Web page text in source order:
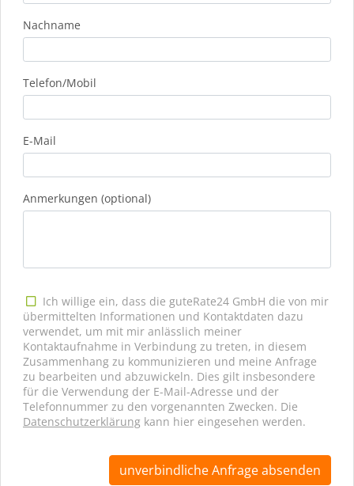
Nachname
Telefon/Mobil
E-Mail
Anmerkungen (optional)
Ich willige ein, dass die guteRate24 GmbH die von mir
übermittelten Informationen und Kontaktdaten dazu
verwendet, um mit mir anlässlich meiner
Kontaktaufnahme in Verbindung zu treten, in diesem
Zusammenhang zu kommunizieren und meine Anfrage
zu bearbeiten und abzuwickeln. Dies gilt insbesondere
für die Verwendung der E-Mail-Adresse und der
Telefonnummer zu den vorgenannten Zwecken. Die
Datenschutzerklärung kann hier eingesehen werden.
unverbindliche Anfrage absenden